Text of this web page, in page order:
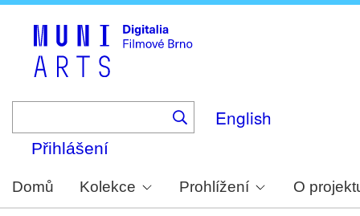
English
Přihlášení
Domů Kolekce Prohlížení O